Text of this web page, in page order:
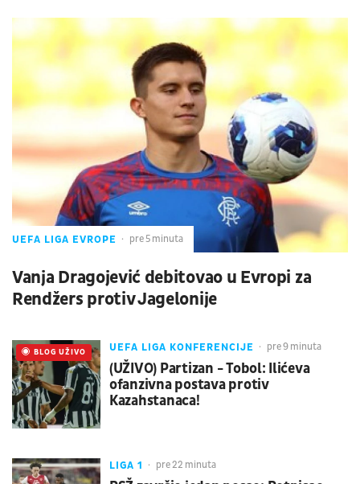
UEFA LIGA EVROPE pre 5 minuta
Vanja Dragojević debitovao u Evropi za
Rendžers protiv Jagelonije
UEFA LIGA KONFERENCIJE pre 9 minuta
(UŽIVO) Partizan - Tobol: Ilićeva
ofanzivna postava protiv
Kazahstanaca!
UŽIVO
BLOG UŽIVO
LIGA 1 pre 22 minuta